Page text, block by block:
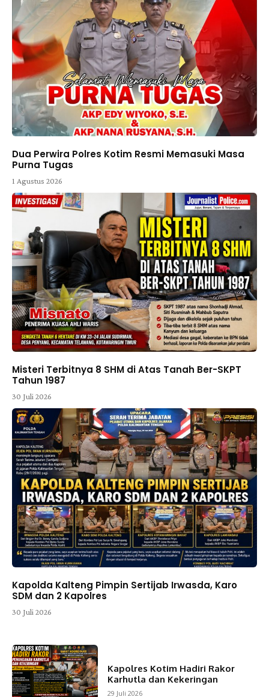
Dua Perwira Polres Kotim Resmi Memasuki Masa
Purna Tugas
1 Agustus 2026
Misteri Terbitnya 8 SHM di Atas Tanah Ber-SKPT
Tahun 1987
30 Juli 2026
Kapolda Kalteng Pimpin Sertijab Irwasda, Karo
SDM dan 2 Kapolres
30 Juli 2026
Kapolres Kotim Hadiri Rakor
Karhutla dan Kekeringan
29 Juli 2026